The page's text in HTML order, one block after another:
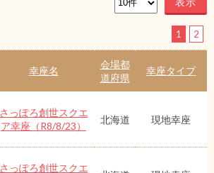
1 2
幸座名
会場都
道府県
幸座タイプ
さっぽろ創世スクエ
ア幸座（R8/8/23）
北海道 現地幸座
さっぽろ創世スクエ